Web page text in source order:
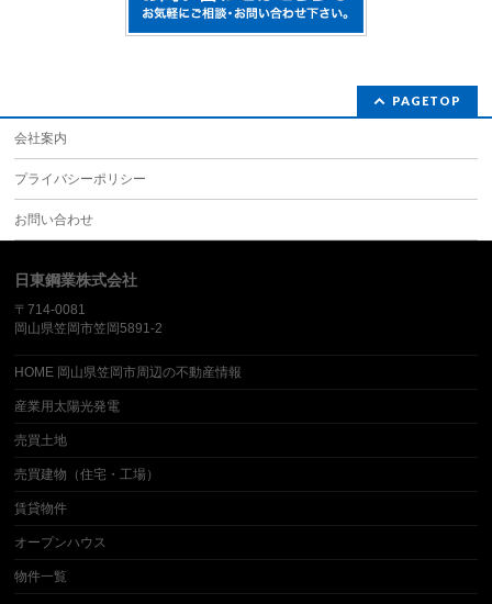
PAGETOP
会社案内
プライバシーポリシー
お問い合わせ
日東鋼業株式会社
〒714-0081
岡山県笠岡市笠岡5891-2
HOME 岡山県笠岡市周辺の不動産情報
産業用太陽光発電
売買土地
売買建物（住宅・工場）
賃貸物件
オープンハウス
物件一覧